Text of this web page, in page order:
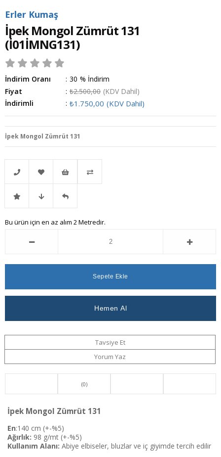
Erler Kumaş
İpek Mongol Zümrüt 131
(İ01İMNG131)
İndirim Oranı : %
30
İndirim
Fiyat
: ₺2.500,00 (KDV Dahil)
İndirimli
: ₺1.750,00 (KDV Dahil)
İpek Mongol Zümrüt 131
Telefonla
Sipariş
Favorilere
Ekle
İstek
Listeme
İndirimli Fiyat
Ver
Gelince
Bu ürün için en az alım 2 Metredir.
Tavsiye Et
Yorum Yaz
(0)
İpek Mongol Zümrüt 131
En:140 cm (+-%5)
Ağırlık: 98 g/mt (+-%5)
Kullanım Alanı: Abiye elbiseler, bluzlar ve iç giyimde tercih edilir